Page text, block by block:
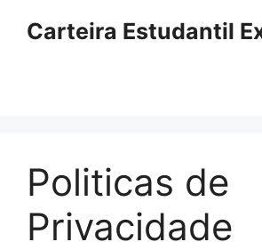
paraCarteira Estudantil
Politicas de
Privacidade